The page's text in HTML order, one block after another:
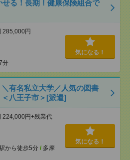
せる！長期！健康保険組合で
円
分
気になる！
＼有名私立大学／人気の図書
八王子市＞[派遣]
円+残業代
から徒歩5分 / 多摩
気になる！